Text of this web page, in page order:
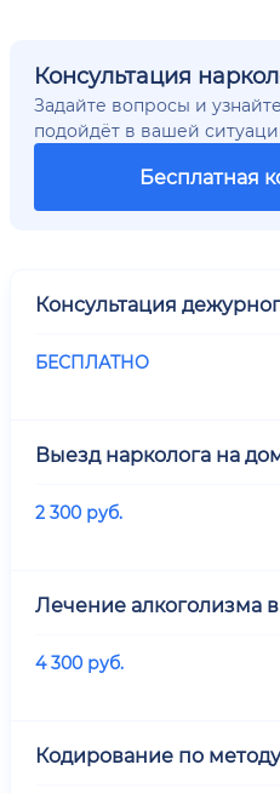
Консультация
Задайте вопросы и
подойдёт в вашей
Бесплатная
Консультация
БЕСПЛАТНО
Выезд нарколога на
2 300 руб.
Лечение алкоголизма
4 300 руб.
Кодирование по